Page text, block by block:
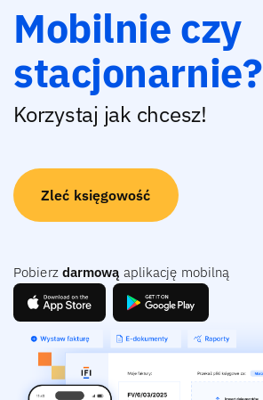
Mobilnie czy
stacjonarnie?
Korzystaj jak chcesz!
Zleć księgowość
Pobierz darmową aplikację mobilną